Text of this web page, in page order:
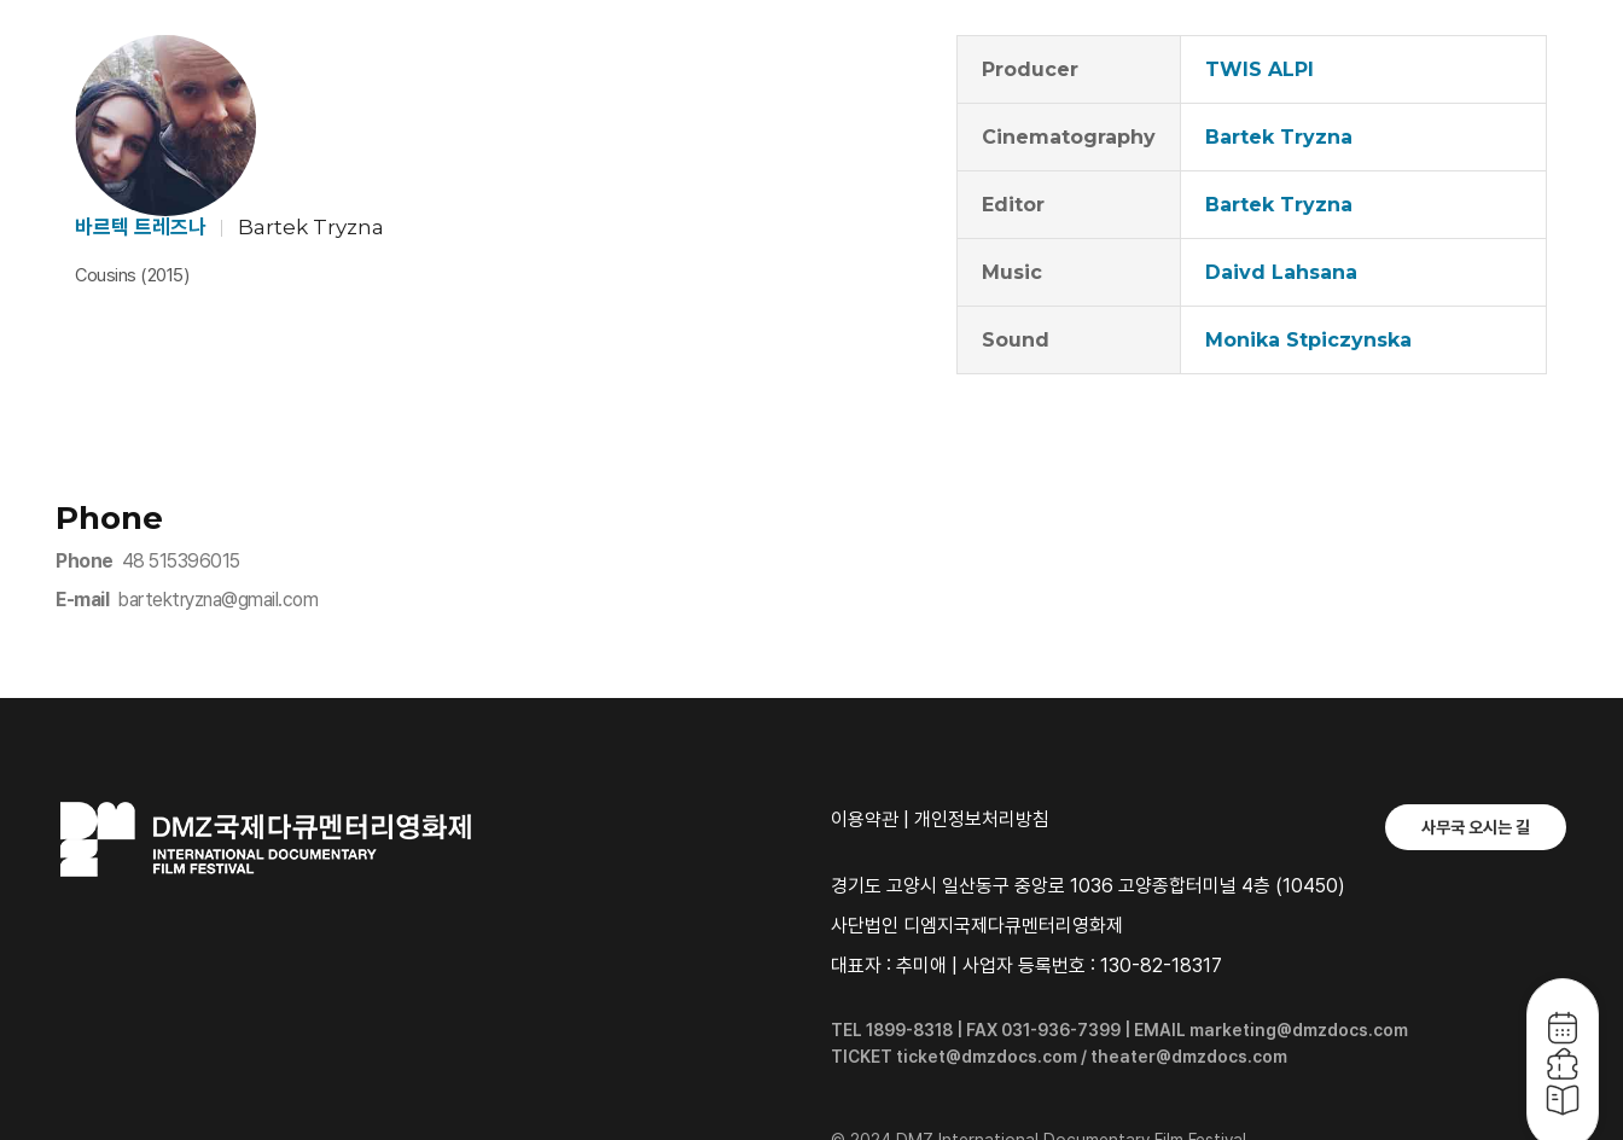
바르텍 트레즈나 Bartek Tryzna
Cousins (2015)
Producer TWIS ALPI
Cinematography Bartek Tryzna
Editor Bartek Tryzna
Music Daivd Lahsana
Sound Monika Stpiczynska
Phone
Phone 48 515396015
E-mailbartektryzna@gmail.com​
이용약관 개인정보처리방침
경기도 고양시 일산동구 중앙로 1036 고양종합터미널 4층 (10450)
사단법인 디엠지국제다큐멘터리영화제
대표자 : 추미애 | 사업자 등록번호 : 130-82-18317
사무국 오시는 길
TEL 1899-8318 | FAX 031-936-7399 | EMAIL marketing@dmzdocs.com
TICKET ticket@dmzdocs.com / theater@dmzdocs.com